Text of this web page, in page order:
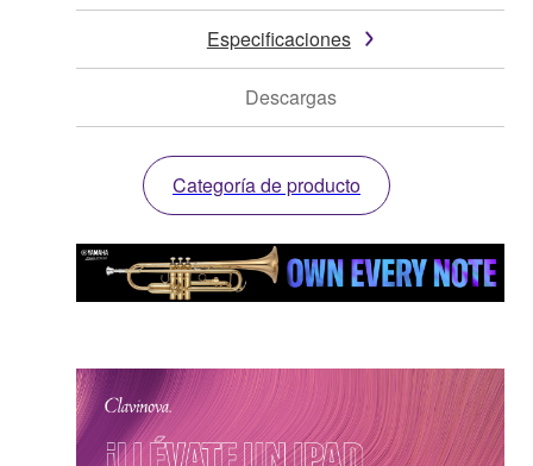
Especificaciones
Descargas
Categoría de producto